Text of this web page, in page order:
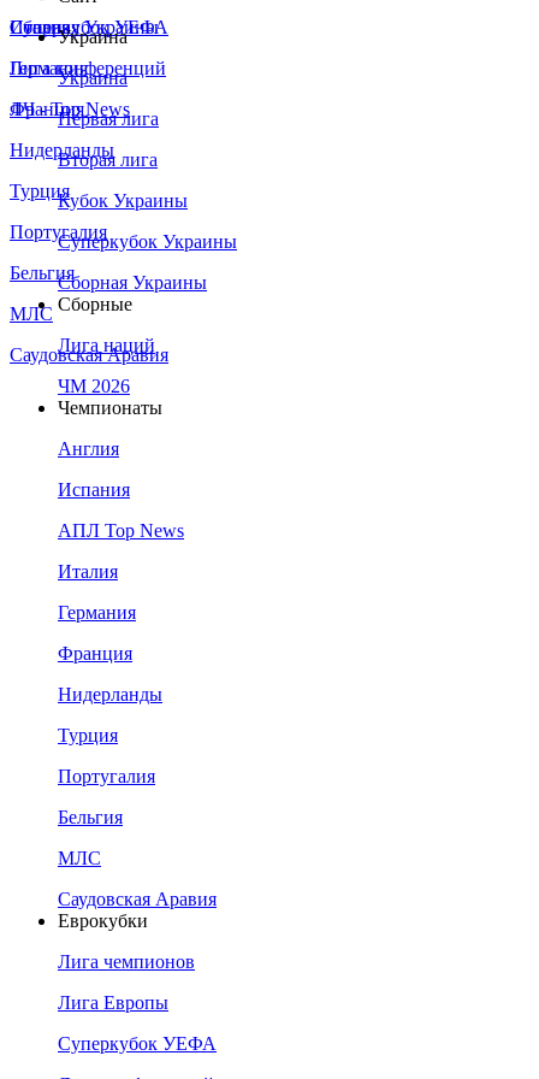
Сборная Украины
Италия
Германия
Франция
Нидерланды
Турция
Португалия
Бельгия
МЛС
Саудовская Аравия
Суперкубок УЕФА
Лига конференций
ЛЧ - Top News
Украина
Украина
Первая лига
Вторая лига
Кубок Украины
Суперкубок Украины
Сборная Украины
Сборные
Лига наций
ЧМ 2026
Чемпионаты
Англия
Испания
АПЛ Top News
Италия
Германия
Франция
Нидерланды
Турция
Португалия
Бельгия
МЛС
Саудовская Аравия
Еврокубки
Лига чемпионов
Лига Европы
Суперкубок УЕФА